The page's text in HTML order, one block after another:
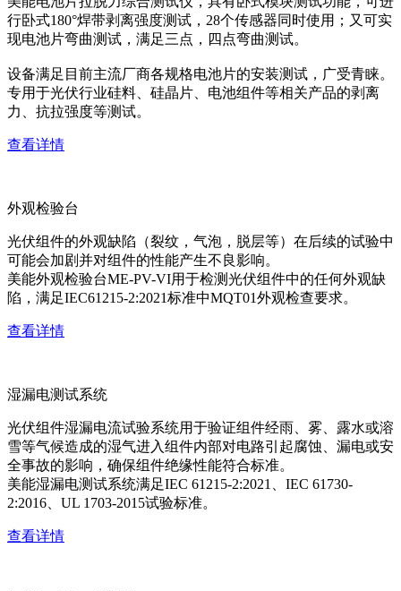
行卧式180°焊带剥离强度测试，28个传感器同时使用；又可实
现电池片弯曲测试，满足三点，四点弯曲测试。
设备满足目前主流厂商各规格电池片的安装测试，广受青睐。
专用于光伏行业硅料、硅晶片、电池组件等相关产品的剥离
力、抗拉强度等测试。
查看详情
外观检验台
光伏组件的外观缺陷（裂纹，气泡，脱层等）在后续的试验中
可能会加剧并对组件的性能产生不良影响。
美能外观检验台ME-PV-VI用于检测光伏组件中的任何外观缺
陷，满足IEC61215-2:2021标准中MQT01外观检查要求。
查看详情
湿漏电测试系统
光伏组件湿漏电流试验系统用于验证组件经雨、雾、露水或溶
雪等气候造成的湿气进入组件内部对电路引起腐蚀、漏电或安
全事故的影响，确保组件绝缘性能符合标准。
美能湿漏电测试系统满足IEC 61215-2:2021、IEC 61730-
2:2016、UL 1703-2015试验标准。
查看详情